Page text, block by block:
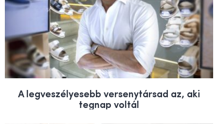
A legveszélyesebb versenytársad az, aki
tegnap voltál